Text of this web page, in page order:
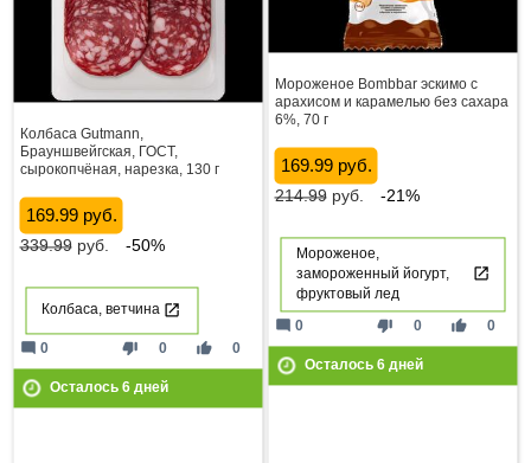
Мороженое Bombbar эскимо с
арахисом и карамелью без сахара
6%, 70 г
169.99 руб.
214.99руб. -21%
Мороженое,
замороженный йогурт,
фруктовый лед
thumb_down 0 thumb_up 0
mode_comment 0
Осталось 6дней
Колбаса Gutmann,
Брауншвейгская, ГОСТ,
сырокопчёная, нарезка, 130 г
169.99 руб.
339.99руб. -50%
Колбаса, ветчина
thumb_down 0 thumb_up 0
mode_comment 0
Осталось 6дней